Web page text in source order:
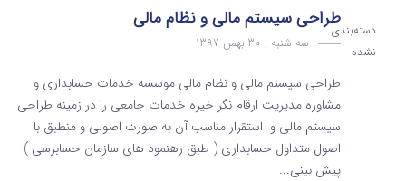
دسته‌بندی
نشده
طراحی سیستم مالی و نظام مالی
سه شنبه , 30 بهمن 1397
طراحی سیستم مالی و نظام مالی موسسه خدمات حسابداری و
مشاوره مدیریت ارقام نگر خیره خدمات جامعی را در زمینه طراحی
سیستم مالی و استقرار مناسب آن به صورت اصولی و منطبق با
اصول متداول حسابداری ( طبق رهنمود های سازمان حسابرسی )
پیش بینی...